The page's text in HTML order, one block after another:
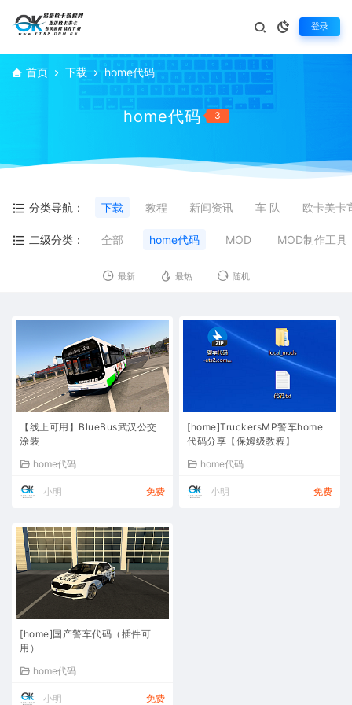
登录
首页 下载 home代码
home代码 3
分类导航： 下载 教程 新闻资讯 车 队 欧卡美卡
二级分类： 全部 home代码 MOD MOD制作工具
最新 最热 随机
【线上可用】BlueBus武汉公交
涂装
home代码
小明 免费
[home]TruckersMP警车home
代码分享【保姆级教程】
home代码
小明 免费
[home]国产警车代码（插件可
用）
home代码
小明 免费